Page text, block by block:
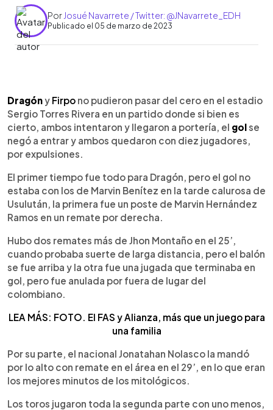
Por Josué Navarrete / Twitter: @JNavarrete_EDH
Publicado el 05 de marzo de 2023
Escuchar artículo
Dragóny Firpo no pudieron pasar del cero en el estadio
Sergio Torres Rivera en un partido donde si bien es
cierto, ambos intentaron y llegaron a portería, el golse
negó a entrar y ambos quedaron con diez jugadores,
por expulsiones.
El primer tiempo fue todo para Dragón, pero el gol no
estaba con los de Marvin Benítez en la tarde calurosa de
Usulután, la primera fue un poste de Marvin Hernández
Ramos en un remate por derecha.
Hubo dos remates más de Jhon Montaño en el 25’,
cuando probaba suerte de larga distancia, pero el balón
se fue arriba y la otra fue una jugada que terminaba en
gol, pero fue anulada por fuera de lugar del
colombiano.
LEA MÁS: FOTO. El FAS y Alianza, más que un juego para
una familia
Por su parte, el nacional Jonatahan Nolasco la mandó
por lo alto con remate en el área en el 29’, en lo que eran
los mejores minutos de los mitológicos.
Los toros jugaron toda la segunda parte con uno menos,